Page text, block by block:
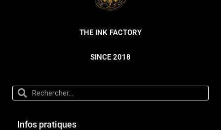
THE INK FACTORY
SINCE 2018
Infos pratiques